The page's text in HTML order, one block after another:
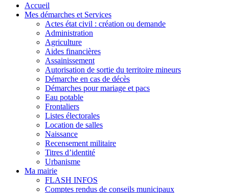
Accueil
Mes démarches et Services
Actes état civil : création ou demande
Administration
Agriculture
Aides financières
Assainissement
Autorisation de sortie du territoire mineurs
Démarche en cas de décès
Démarches pour mariage et pacs
Eau potable
Frontaliers
Listes électorales
Location de salles
Naissance
Recensement militaire
Titres d’identité
Urbanisme
Ma mairie
FLASH INFOS
Comptes rendus de conseils municipaux